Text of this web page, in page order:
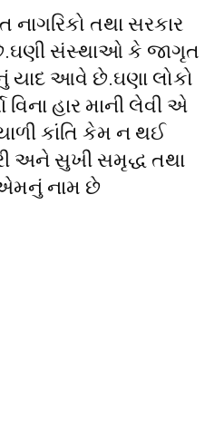
તથા સરકાર
છે.ઘણી સંસ્થાઓ કે જાગૃત
યાદ આવે છે.ઘણા લોકો
હાર માની લેવી એ
કાંતિ કેમ ન થઈ
અને સુખી સમૃદ્ધ તથા
નામ છે